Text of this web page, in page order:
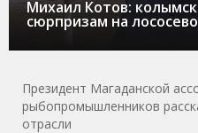
Михаил Котов:
сюрпризам на
Президент Магаданской
рыбопромышленников
отрасли